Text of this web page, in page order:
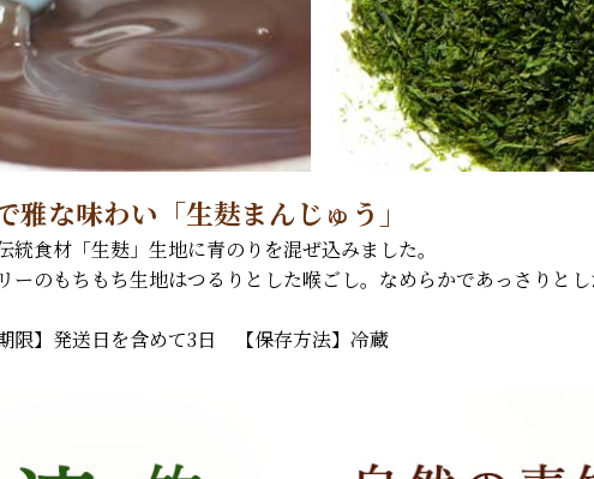
雅な味わい「生麸まんじゅう」
統食材「生麸」生地に青のりを混ぜ込みました。
ーのもちもち生地はつるりとした喉ごし。なめらかであっさりとし
期限】発送日を含めて3日 【保存方法】冷蔵